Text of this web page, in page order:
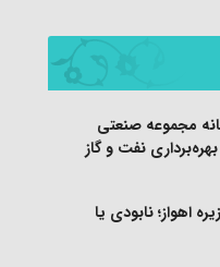
مجموعه صنعتی
بهره‌برداری نفت و گاز
اهواز؛ نابودی یا